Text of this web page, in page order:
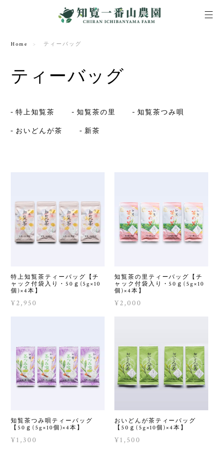
Home ティーバッグ
ティーバッグ
特上知覧茶 知覧茶の里 知覧茶つみ唄
おいどんが茶 新茶
特上知覧茶ティーバッグ【チ
ャック付袋入り・50ｇ(5g×10
個)×4本】
¥2,950
知覧茶の里ティーバッグ【チ
ャック付袋入り・50ｇ(5g×10
個)×4本】
¥2,000
知覧茶つみ唄ティーバッグ
【50ｇ(5g×10個)×4本】
¥1,300
おいどんが茶ティーバッグ
【50ｇ(5g×10個)×4本】
¥1,500